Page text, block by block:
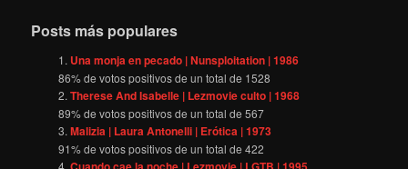
Posts más populares
Una monja en pecado | Nunsploitation | 1986
86% de votos positivos de un total de 1528
Therese And Isabelle | Lezmovie culto | 1968
89% de votos positivos de un total de567
Malizia | Laura Antonelli | Erótica | 1973
91% de votos positivos de un total de422